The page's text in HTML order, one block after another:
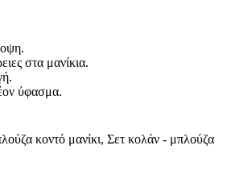
στα μανίκια.
ύφασμα.
κοντό μανίκι, Σετ κολάν - μπλούζα